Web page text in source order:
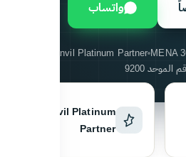
واتساب
MENA
Fanvil Platinum Partner
الموحد 9200
Fanvil Platinum
Partner